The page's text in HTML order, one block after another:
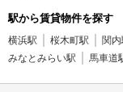
駅から賃貸物件を探す
横浜駅 桜木町駅 関内
みなとみらい駅
馬車道